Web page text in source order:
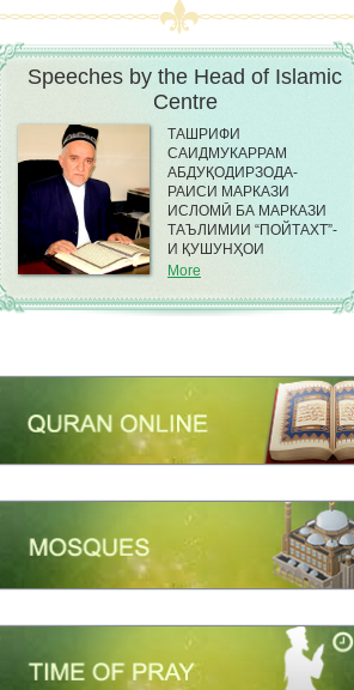
Speeches by the Head of Islamic
Сentre
ТАШРИФИ
САИДМУКАРРАМ
АБДУҚОДИРЗОДА-
РАИСИ МАРКАЗИ
ИСЛОМӢ БА МАРКАЗИ
ТАЪЛИМИИ “ПОЙТАХТ”-
И ҚУШУНҲОИ
САРҲАДИИ КДАМ ДАР
ШАҲРИ ДУШАНБЕ
More